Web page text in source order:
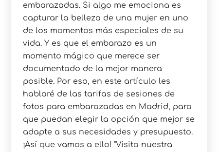
embarazadas. Si algo me emociona es
capturar la belleza de una mujer en uno
de los momentos más especiales de su
vida. Y es que el embarazo es un
momento mágico que merece ser
documentado de la mejor manera
posible. Por eso, en este artículo les
hablaré de las tarifas de sesiones de
fotos para embarazadas en Madrid, para
que puedan elegir la opción que mejor se
adapte a sus necesidades y presupuesto.
¡Así que vamos a ello! Visita nuestra